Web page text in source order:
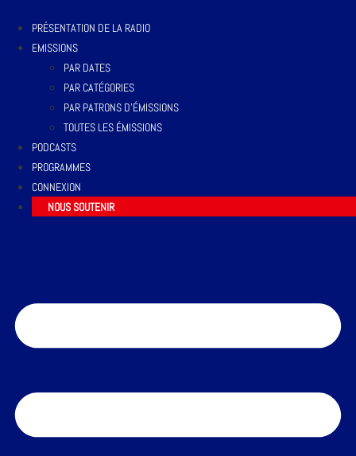
PRÉSENTATION DE LA RADIO
EMISSIONS
PAR DATES
PAR CATÉGORIES
PAR PATRONS D’ÉMISSIONS
TOUTES LES ÉMISSIONS
PODCASTS
PROGRAMMES
CONNEXION
NOUS SOUTENIR